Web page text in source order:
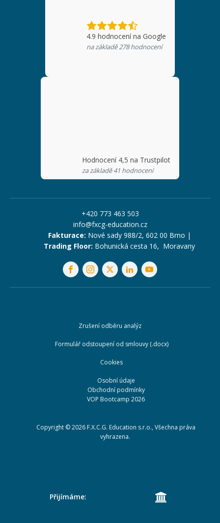
4.9 hodnocení na Google
na základě278hodnocení
Hodnocení 4,5 na Trustpilot
za základě 41 hodnocení
+420 773 463 503
info@fxcg-education.cz
Fakturace: Nové sady 988/2, 602 00 Brno |
Trading Floor: Bohunická cesta 16, Moravany
Zrušení odběru analýz
Formulář odstoupení od smlouvy (.docx)
Cookies
Osobní údaje
Obchodní podmínky
VOP Bootcamp 2026
Copyright ©2026 F.X.C.G. Education s.r.o., Všechna práva
vyhrazena.
Přijímáme: